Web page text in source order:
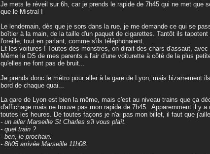
Je mets le réveil sur 6h, car je prends le rapide de 7h45 qui ne met que
que le Mistral !
Le lendemain, dès que je sors dans la rue, je me demande ce qui se
boîtier à la main, de la taille d'un paquet de cigarettes. Tantôt ils
l'oreille, tout en parlant, comme s'ils téléphonaient.
Et les voitures ! Toutes des monstres, on dirait des chars d'assaut,
Même la DS de mes parents a l'air d'une voiturette à côté de la plus
qu'elles ne font pas de bruit...
Je prends donc le métro pour aller à la gare de Lyon, mais bizarrement
bord de chaque quai...
La gare de Lyon est bien la même, mais c'est au niveau trains que ça
d'affichage mais ne trouve pas mon rapide de 7h45. Apparemment il y
toutes les heures. De toutes façons je n'ai pas mon billet, il faut que
- un aller Marseille St Charles s'il vous plaît.
- quel train ?
- ben, le prochain.
- 8h05 arrivée Marseille 11h08.